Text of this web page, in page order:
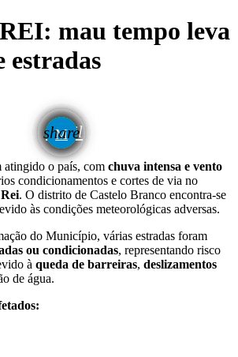
mau tempo leva
estradas
share
email
atingido o país, com chuva intensa e vento
condicionamentos e cortes de via no
. O distrito de Castelo Branco encontra-se
às condições meteorológicas adversas.
do Município, várias estradas foram
ou condicionadas, representando risco
à queda de barreiras, deslizamentos
de água.